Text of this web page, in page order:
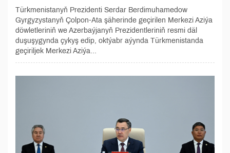
Türkmenistanyň Prezidenti Serdar Berdimuhamedow
Gyrgyzystanyň Çolpon-Ata şäherinde geçirilen Merkezi Aziýa
döwletleriniň we Azerbaýjanyň Prezidentleriniň resmi däl
duşuşygynda çykyş edip, oktýabr aýynda Türkmenistanda
geçiriljek Merkezi Aziýa...